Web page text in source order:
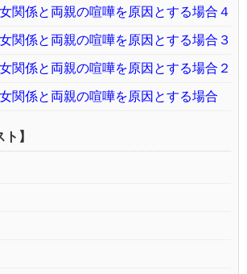
関係と両親の喧嘩を原因とする場合４
関係と両親の喧嘩を原因とする場合３
関係と両親の喧嘩を原因とする場合２
関係と両親の喧嘩を原因とする場合
】